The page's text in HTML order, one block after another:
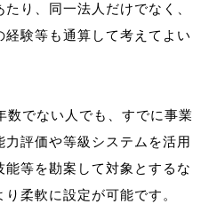
り、同一法人だけでなく、
験等も通算して考えてよい
数でない人でも、すでに事業
力評価や等級システムを活用
等を勘案して対象とするな
柔軟に設定が可能です。